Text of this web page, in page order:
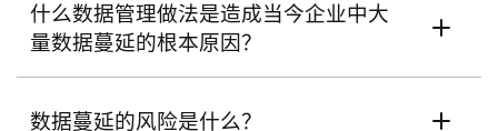
什么数据管理做法是造成当今企业中大
量数据蔓延的根本原因？
数据蔓延的风险是什么？